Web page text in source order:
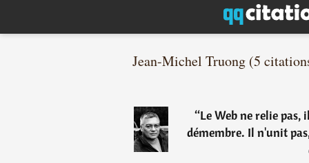
Jean-Michel Truong (5
“Le Web ne relie
démembre. Il n'unit